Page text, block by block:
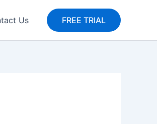
Us FREE TRIAL